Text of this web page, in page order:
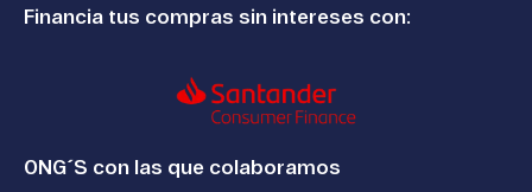
Financia tus compras sin intereses con:
ONG´S con las que colaboramos